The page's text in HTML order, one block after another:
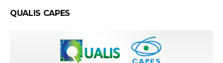
QUALIS CAPES